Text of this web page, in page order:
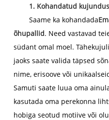
1. Kohandatud
Saame ka kohandada
õhupallid. Need vastavad
südant omal moel.
jaoks saate valida täpsed
nime, erisoove või
Samuti saate luua oma
kasutada oma perekonna
hobiga seotud motiive või